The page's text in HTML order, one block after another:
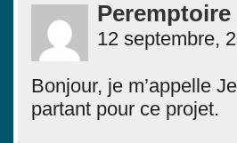
Peremptoire
12 septembre,
Bonjour, je m’appelle
partant pour ce projet.